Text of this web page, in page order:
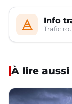
Info
Trafic
À lire aussi